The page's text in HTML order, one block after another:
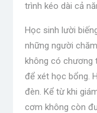
trình kéo dài cả
Học sinh lười
những người
không có chương
để xét học bổng.
đèn. Kể từ khi
cơm không còn